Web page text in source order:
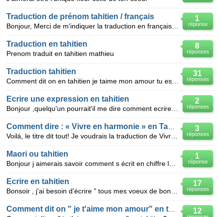
1
réponse
Traduction de prénom tahitien / français
8
réponses
Traduction en tahitien
Prenom traduit en tahitien mathieu
31
réponses
Traduction tahitien
2
réponses
Ecrire une expression en tahitien
3
réponses
1
réponse
Maori ou tahitien
17
réponses
Ecrire en tahitien
12